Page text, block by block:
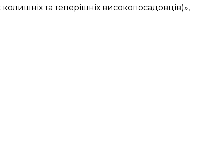
та теперішніх високопосадовців)»,